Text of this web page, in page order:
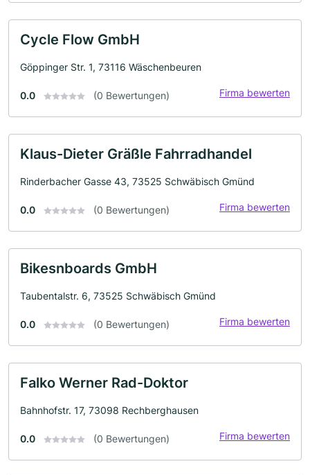
Cycle Flow GmbH
Göppinger Str. 1, 73116 Wäschenbeuren
0.0 (0 Bewertungen) Firma bewerten
Klaus-Dieter Gräßle Fahrradhandel
Rinderbacher Gasse 43, 73525 Schwäbisch Gmünd
0.0 (0 Bewertungen) Firma bewerten
Bikesnboards GmbH
Taubentalstr. 6, 73525 Schwäbisch Gmünd
0.0 (0 Bewertungen) Firma bewerten
Falko Werner Rad-Doktor
Bahnhofstr. 17, 73098 Rechberghausen
0.0 (0 Bewertungen) Firma bewerten